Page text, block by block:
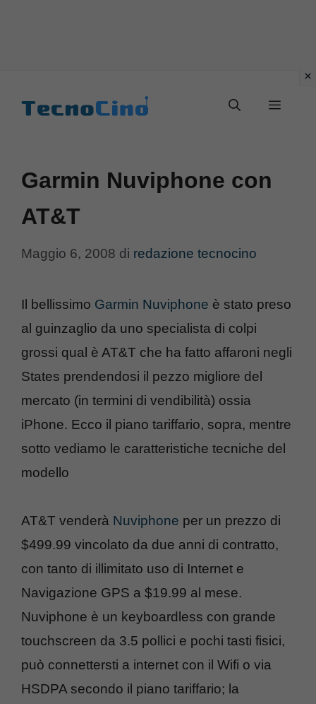
Menu
Garmin Nuviphone con
AT&T
Maggio 6, 2008 di redazione tecnocino
Il bellissimo Garmin Nuviphone è stato preso
al guinzaglio da uno specialista di colpi
grossi qual è AT&T che ha fatto affaroni negli
States prendendosi il pezzo migliore del
mercato (in termini di vendibilità) ossia
iPhone. Ecco il piano tariffario, sopra, mentre
sotto vediamo le caratteristiche tecniche del
modello
AT&T venderà Nuviphone per un prezzo di
$499.99 vincolato da due anni di contratto,
con tanto di illimitato uso di Internet e
Navigazione GPS a $19.99 al mese.
Nuviphone è un keyboardless con grande
touchscreen da 3.5 pollici e pochi tasti fisici,
può connettersti a internet con il Wifi o via
HSDPA secondo il piano tariffario; la